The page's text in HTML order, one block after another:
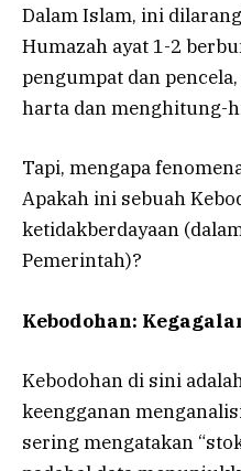
Dalam Islam, ini
Humazah ayat 1-2
pengumpat dan
harta dan menghitung-
Tapi, mengapa
Apakah ini sebuah
ketidakberdayaan
Pemerintah)?
Kebodohan:
Kebodohan di sini
keengganan
sering mengatakan